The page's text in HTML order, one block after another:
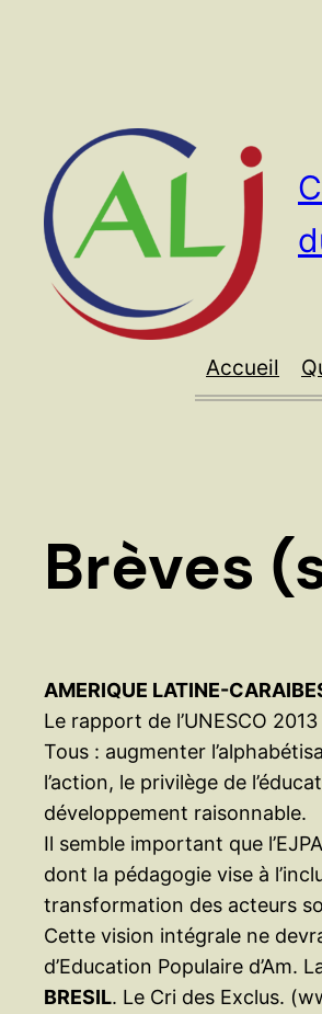
Accueil
Brèves
AMERIQUE LATINE-
Le rapport de l’UNESCO
Tous : augmenter
l’action, le privilège de
développement raisonnable.
Il semble important que
dont la pédagogie vise à
transformation des acteurs
Cette vision intégrale ne
d’Education Populaire d’Am.
BRESIL. Le Cri des Exclus.